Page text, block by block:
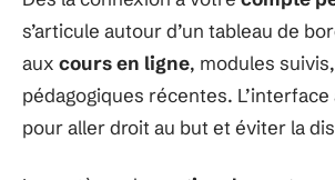
s’articule autour d’un tableau de
aux cours en ligne, modules
pédagogiques récentes.
pour aller droit au but et éviter la